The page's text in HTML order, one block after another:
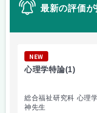
最新の評価
NEW
心理学特論(1)
総合福祉研究科 心理
神先生